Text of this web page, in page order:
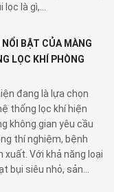
là gì,...
BẬT CỦA MÀNG
LỌC KHÍ PHÒNG
đang là lựa chọn
thống lọc khí hiện
không gian yêu cầu
thí nghiệm, bệnh
xuất. Với khả năng loại
bụi siêu nhỏ, sản...